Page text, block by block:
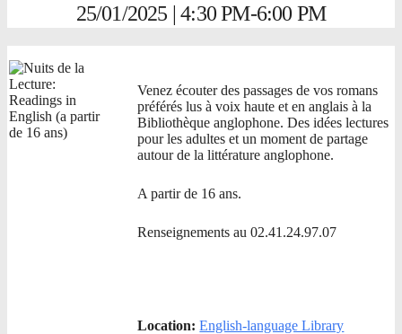
25/01/2025 | 4:30 PM-6:00 PM
Venez écouter des passages de vos romans
préférés lus à voix haute et en anglais à la
Bibliothèque anglophone. Des idées lectures
pour les adultes et un moment de partage
autour de la littérature anglophone.
A partir de 16 ans.
Renseignements au 02.41.24.97.07
Location:English-language Library